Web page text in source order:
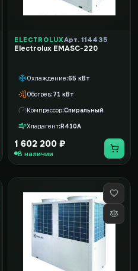
ELECTROLUXАрт. 114435
Electrolux EMASC-220
Охлаждение 65 кВт
Обогрев 71 кВт
Компрессор Спиральный
Хладагент R410A
1 602 200 ₽
В наличии